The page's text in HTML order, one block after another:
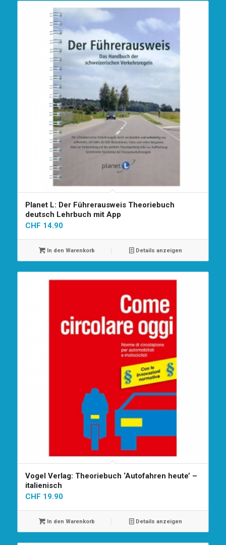
Planet L: Der Führerausweis Theoriebuch
deutsch Lehrbuch mit App
CHF 14.90
In den Warenkorb Details anzeigen
Vogel Verlag: Theoriebuch ‘Autofahren heute’ –
italienisch
CHF 19.90
In den Warenkorb Details anzeigen